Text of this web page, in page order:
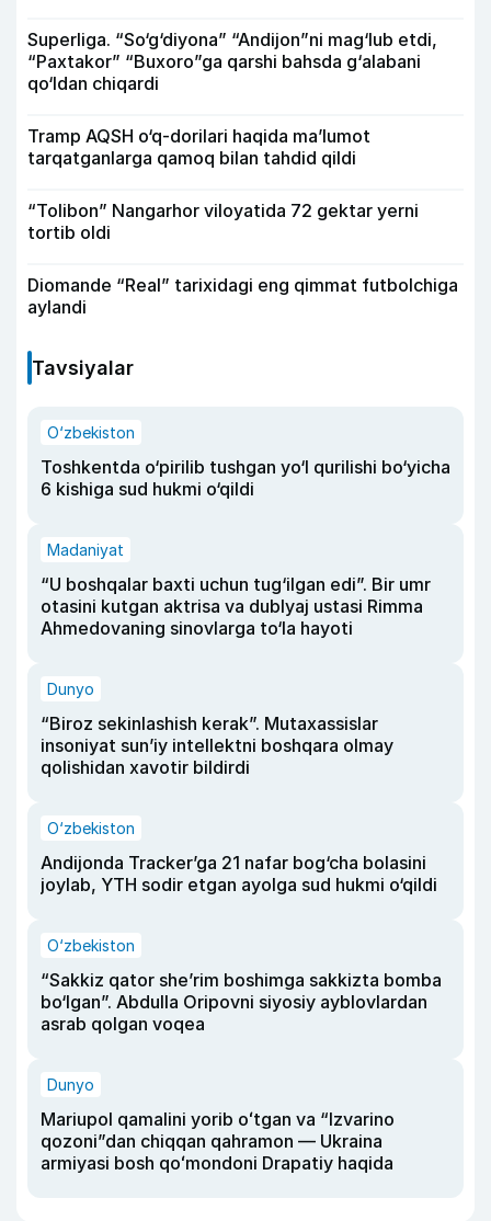
Superliga. “So‘g‘diyona” “Andijon”ni mag‘lub etdi,
“Paxtakor” “Buxoro”ga qarshi bahsda g‘alabani
qo‘ldan chiqardi
Tramp AQSH o‘q-dorilari haqida ma’lumot
tarqatganlarga qamoq bilan tahdid qildi
“Tolibon” Nangarhor viloyatida 72 gektar yerni
tortib oldi
Diomande “Real” tarixidagi eng qimmat futbolchiga
aylandi
Tavsiyalar
O‘zbekiston
Toshkentda o‘pirilib tushgan yo‘l qurilishi bo‘yicha
6 kishiga sud hukmi o‘qildi
Madaniyat
“U boshqalar baxti uchun tug‘ilgan edi”. Bir umr
otasini kutgan aktrisa va dublyaj ustasi Rimma
Ahmedovaning sinovlarga to‘la hayoti
Dunyo
“Biroz sekinlashish kerak”. Mutaxassislar
insoniyat sun’iy intellektni boshqara olmay
qolishidan xavotir bildirdi
O‘zbekiston
Andijonda Tracker’ga 21 nafar bog‘cha bolasini
joylab, YTH sodir etgan ayolga sud hukmi o‘qildi
O‘zbekiston
“Sakkiz qator she’rim boshimga sakkizta bomba
bo‘lgan”. Abdulla Oripovni siyosiy ayblovlardan
asrab qolgan voqea
Dunyo
Mariupol qamalini yorib oʻtgan va “Izvarino
qozoni”dan chiqqan qahramon — Ukraina
armiyasi bosh qoʻmondoni Drapatiy haqida